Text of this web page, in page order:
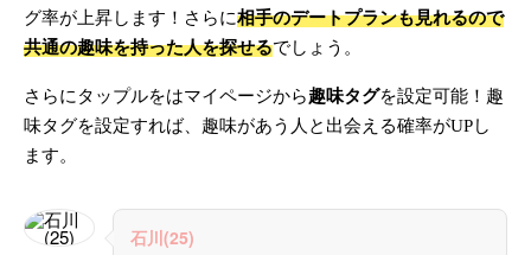
グ率が上昇します！さらに相手のデートプランも見れるので
共通の趣味を持った人を探せるでしょう。
さらにタップルをはマイページから趣味タグを設定可能！趣
味タグを設定すれば、趣味があう人と出会える確率がUPし
ます。
石川(25)